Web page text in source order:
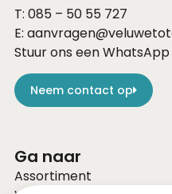
T: 085 – 50 55 727
E:
Stuur ons een
Neem contact op
Ga naar
Assortiment